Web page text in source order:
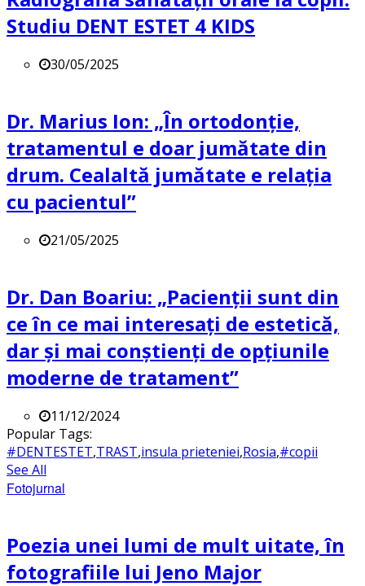
Studiu DENT ESTET 4 KIDS
30/05/2025
Dr. Marius Ion: „În ortodonție,
tratamentul e doar jumătate din
drum. Cealaltă jumătate e relația
cu pacientul”
21/05/2025
Dr. Dan Boariu: „Pacienții sunt din
ce în ce mai interesați de estetică,
dar și mai conștienți de opțiunile
moderne de tratament”
11/12/2024
Popular Tags:
#DENTESTET,TRAST,insula prieteniei,Rosia,#copii
See All
Fotojurnal
Poezia unei lumi de mult uitate, în
fotografiile lui Jeno Major